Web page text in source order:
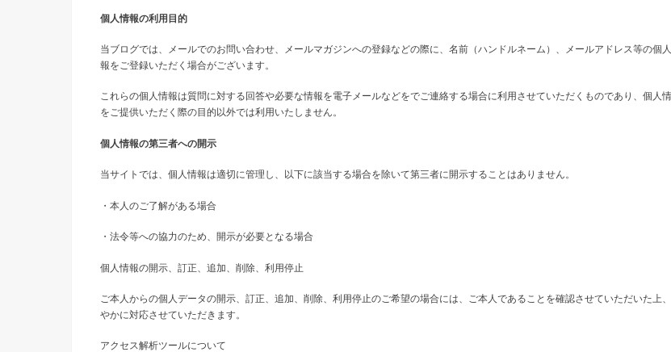
個人情報の利用目的
当ブログでは、メールでのお問い合わせ、メールマガジンへの登録などの際に、名前（ハンドルネーム）、メールアドレス等の個
報をご登録いただく場合がございます。
これらの個人情報は質問に対する回答や必要な情報を電子メールなどをでご連絡する場合に利用させていただくものであり、個人
をご提供いただく際の目的以外では利用いたしません。
個人情報の第三者への開示
当サイトでは、個人情報は適切に管理し、以下に該当する場合を除いて第三者に開示することはありません。
・本人のご了解がある場合
・法令等への協力のため、開示が必要となる場合
個人情報の開示、訂正、追加、削除、利用停止
ご本人からの個人データの開示、訂正、追加、削除、利用停止のご希望の場合には、ご本人であることを確認させていただいた上
やかに対応させていただきます。
アクセス解析ツールについて